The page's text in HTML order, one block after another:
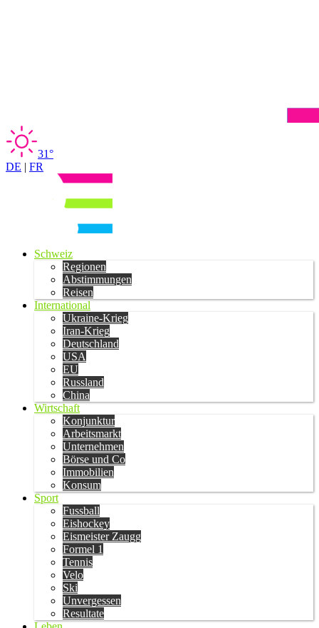
31°
DE | FR
Schweiz
Regionen
Abstimmungen
Reisen
International
Ukraine-Krieg
Iran-Krieg
Deutschland
USA
EU
Russland
China
Wirtschaft
Konjunktur
Arbeitsmarkt
Unternehmen
Börse und Co
Immobilien
Konsum
Sport
Fussball
Eishockey
Eismeister Zaugg
Formel 1
Tennis
Velo
Ski
Unvergessen
Resultate